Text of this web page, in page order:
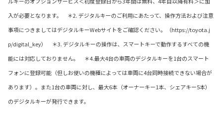
入が必要となります。 ＊2. デジタルキーのご利用にあたって、操作方法および注意
事項につきましてはデジタルキーWebサイトをご確認ください。（https://toyota.j
p/digital_key） ＊3. デジタルキーの操作は、スマートキーで動作するすべての機
能には対応しておりません。 ＊4.最大4台の車両のデジタルキーを1台のスマート
フォンに登録可能（但しお使いの機種によっては車両に4台同時接続できない場合が
あります）。また1台の車両に対し、最大6本（オーナーキー1本、シェアキー5本）
のデジタルキーが発行できます。